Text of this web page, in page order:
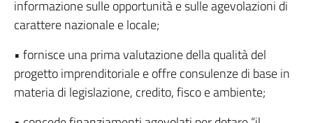
informazione sulle opportunità e sulle agevolazioni di
carattere nazionale e locale;
• fornisce una prima valutazione della qualità del
progetto imprenditoriale e offre consulenze di base in
materia di legislazione, credito, fisco e ambiente;